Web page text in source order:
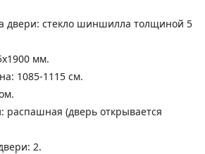
двери: стекло шиншилла толщиной 5
мм.
1085-1115 см.
распашная (дверь открывается
2.